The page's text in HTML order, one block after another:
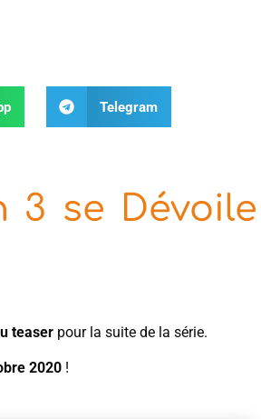
Telegram
3 se Dévoile
teaser pour la suite de la série.
2020 !